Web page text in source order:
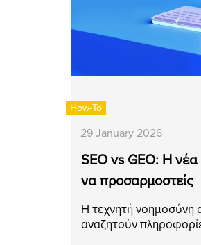
How-To
29 January 2026
SEO vs GEO: Η
να προσαρμοστείς
Η τεχνητή νοημοσύνη
αναζητούν